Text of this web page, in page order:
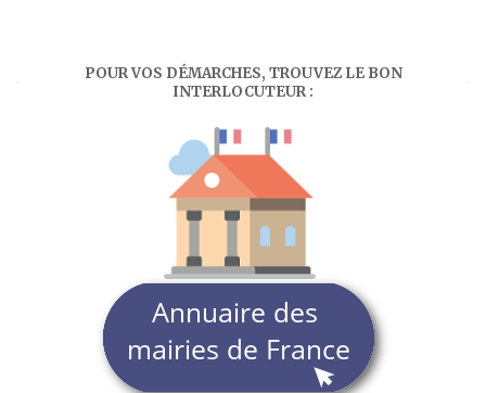
POUR VOS DÉMARCHES, TROUVEZ LE BON
INTERLOCUTEUR :